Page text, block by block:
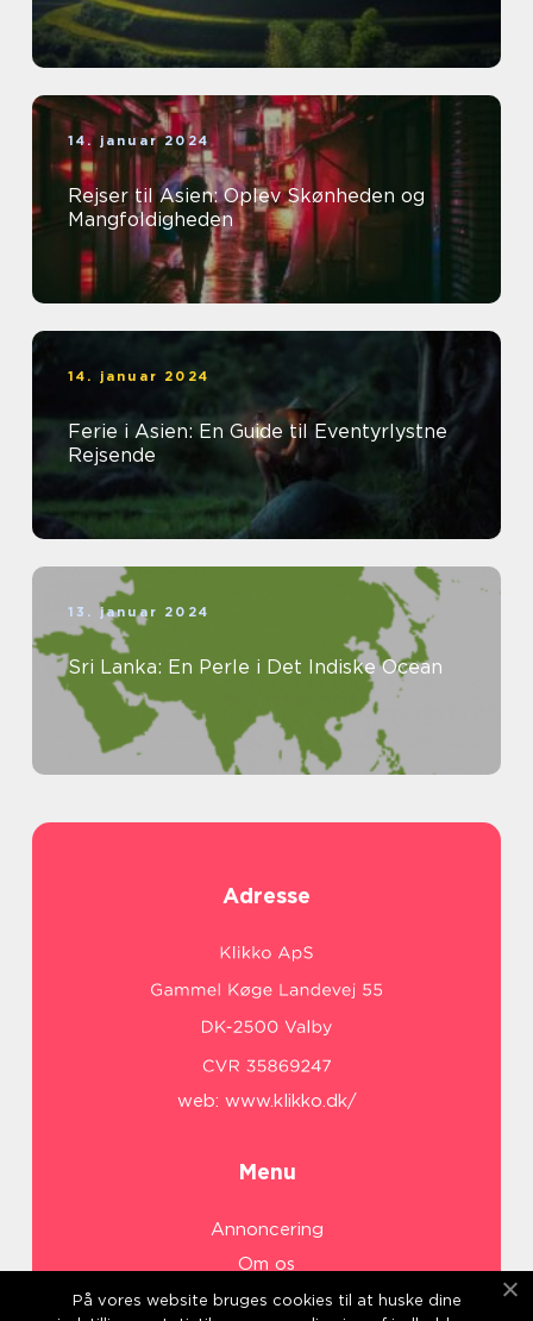
14. januar 2024
Rejser til Asien: Oplev Skønheden og
Mangfoldigheden
14. januar 2024
Ferie i Asien: En Guide til Eventyrlystne
Rejsende
13. januar 2024
Sri Lanka: En Perle i Det Indiske Ocean
Adresse
web: www.klikko.dk/
Menu
Annoncering
Om os
Cookies
På vores website bruges cookies til at huske dine